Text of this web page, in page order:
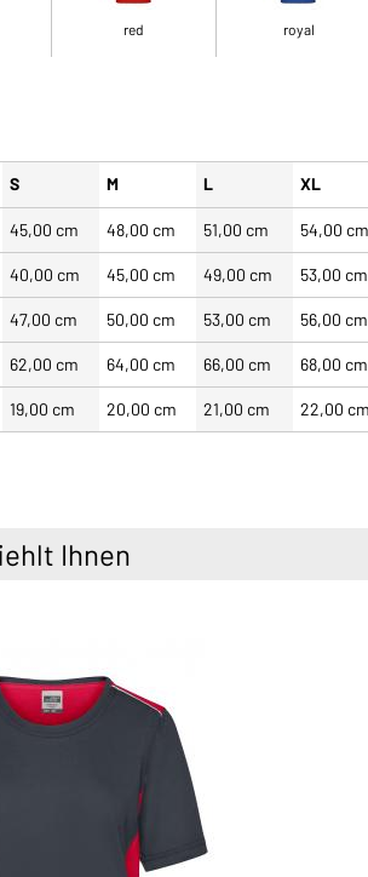
red royal
S M L XL
45,00 cm 48,00 cm 51,00 cm 54,00 cm
40,00 cm 45,00 cm 49,00 cm 53,00 cm
47,00 cm 50,00 cm 53,00 cm 56,00 cm
62,00 cm 64,00 cm 66,00 cm 68,00 cm
19,00 cm 20,00 cm 21,00 cm 22,00 cm
Ihnen